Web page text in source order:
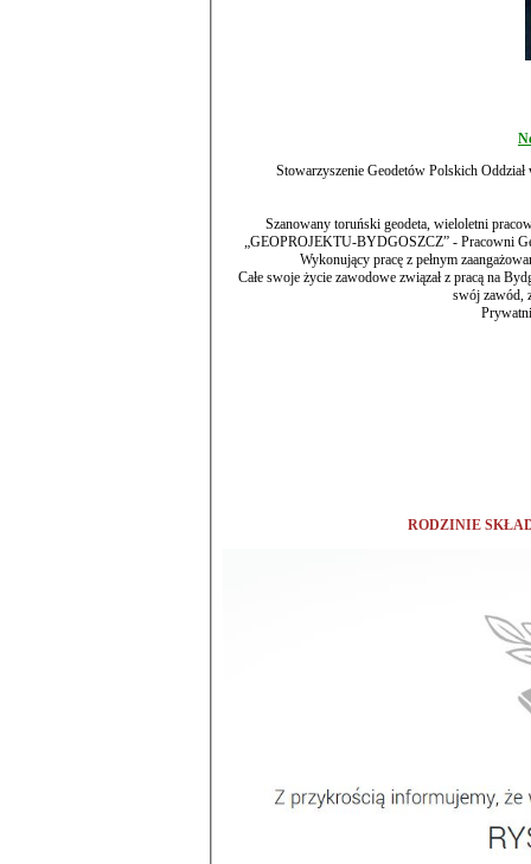
Stowarzyszenie Geodetów Polskich
Szanowany toruński geodeta, wieloletni
„GEOPROJEKTU-BYDGOSZCZ” - Pracowni
Całe swoje życie zawodowe związał z pracą na Bydgoskiej i Toruńskiej Ziemi.
swój zawód,
RODZINIE